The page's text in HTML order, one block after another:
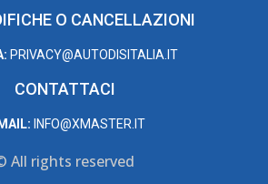
O CANCELLAZIONI
PRIVACY@AUTODISITALIA.IT
CONTATTACI
INFO@XMASTER.IT
All rights reserved